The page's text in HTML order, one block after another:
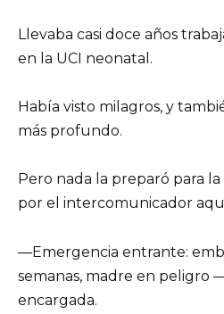
Llevaba casi doce años
en la UCI neonatal.
Había visto milagros, y
más profundo.
Pero nada la preparó para
por el intercomunicador
—Emergencia entrante:
semanas, madre en peligro
encargada.